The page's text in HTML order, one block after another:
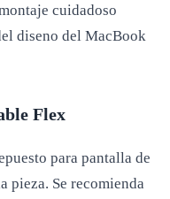
cuidadoso
diseno del MacBook
Flex
para pantalla de
pieza. Se recomienda